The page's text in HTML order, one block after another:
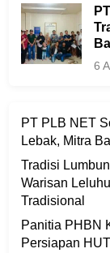
6
PT PLB NET
Lebak, Mitra
Tradisi
Warisan
Tradisional
Panitia PHBN
Persiapan